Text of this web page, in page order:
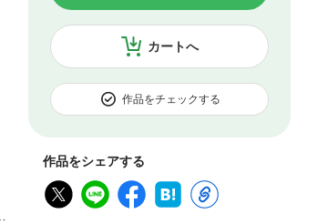
カートへ
作品をチェックする
作品をシェアする